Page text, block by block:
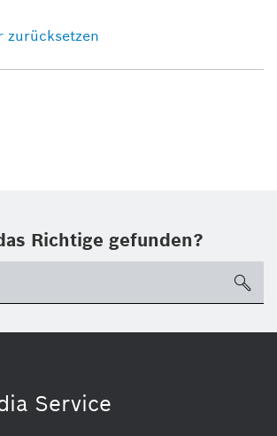
zurücksetzen
Richtige gefunden?
Service